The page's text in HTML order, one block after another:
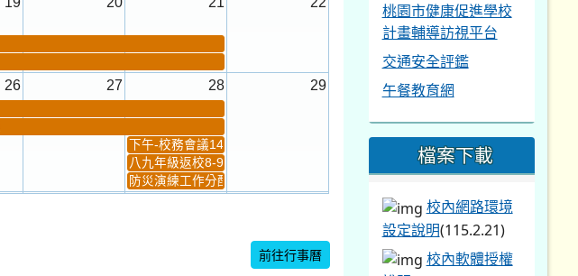
26 27 28 29
下午-校務會議14:00-16...
八九年級返校8-9
防災演練工作分配及...
前往行事曆
桃園市健康促進學校
計畫輔導訪視平台
交通安全評鑑
午餐教育網
檔案下載
校內網路環境
設定說明(115.2.21)
校內軟體授權